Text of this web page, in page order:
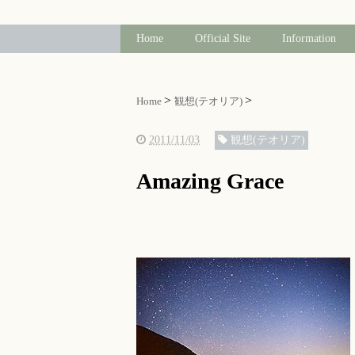
Home Official Site Information
Home 観想(テオリア)
2011/11/03 観想(テオリア)
Amazing Grace